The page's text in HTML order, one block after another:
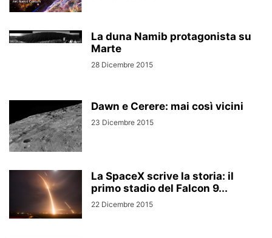
La duna Namib protagonista su
Marte
28 Dicembre 2015
Dawn e Cerere: mai così vicini
23 Dicembre 2015
La SpaceX scrive la storia: il
primo stadio del Falcon 9...
22 Dicembre 2015